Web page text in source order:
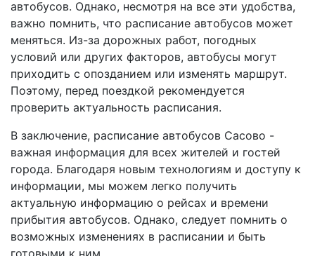
автобусов. Однако, несмотря на все эти удобства,
важно помнить, что расписание автобусов может
меняться. Из-за дорожных работ, погодных
условий или других факторов, автобусы могут
приходить с опозданием или изменять маршрут.
Поэтому, перед поездкой рекомендуется
проверить актуальность расписания.
В заключение, расписание автобусов Сасово -
важная информация для всех жителей и гостей
города. Благодаря новым технологиям и доступу к
информации, мы можем легко получить
актуальную информацию о рейсах и времени
прибытия автобусов. Однако, следует помнить о
возможных изменениях в расписании и быть
готовыми к ним.